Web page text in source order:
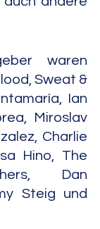
waren
Sweat &
Ian
Miroslav
Charlie
Hino, The
Dan
Steig und